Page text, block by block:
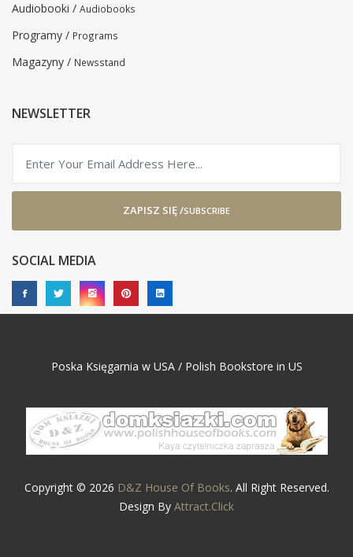
Audiobooki / Audiobooks
Programy / Programs
Magazyny / Newsstand
NEWSLETTER
ZAPISZ SIĘ /SUBSCRIBE
SOCIAL MEDIA
Poska Księgarnia w USA / Polish Bookstore in US
Copyright © 2026 D&Z House Of Books. All Right Reserved.
Design By Attract.Click